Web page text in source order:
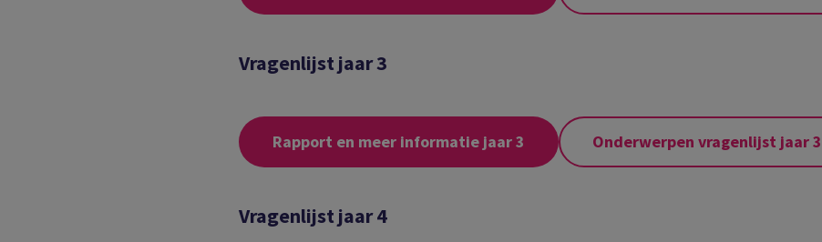
Vragenlijst jaar 3
Rapport en meer informatie jaar 3 Onderwerpen vragenlijst jaar 3
Vragenlijst jaar 4